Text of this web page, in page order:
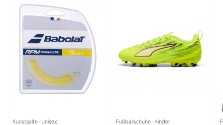
Kunstsaite · Unisex Fußballschuhe · Kinder